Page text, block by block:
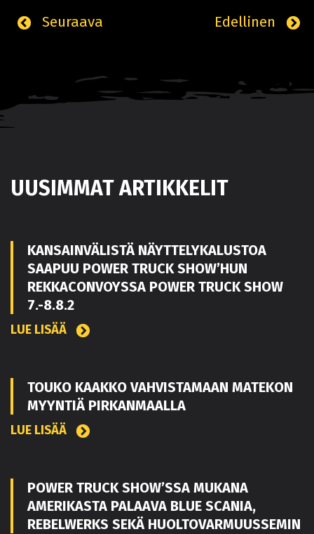
Edellinen
Seuraava
UUSIMMAT ARTIKKELIT
KANSAINVÄLISTÄ NÄYTTELYKALUSTOA
SAAPUU POWER TRUCK SHOW’HUN
REKKACONVOYSSA POWER TRUCK SHOW
7.-8.8.2
LUE LISÄÄ
TOUKO KAAKKO VAHVISTAMAAN MATEKON
MYYNTIÄ PIRKANMAALLA
LUE LISÄÄ
POWER TRUCK SHOW’SSA MUKANA
AMERIKASTA PALAAVA BLUE SCANIA,
REBELWERKS SEKÄ HUOLTOVARMUUSSEMIN